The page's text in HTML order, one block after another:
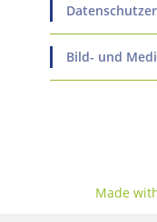
Bild- und
Made